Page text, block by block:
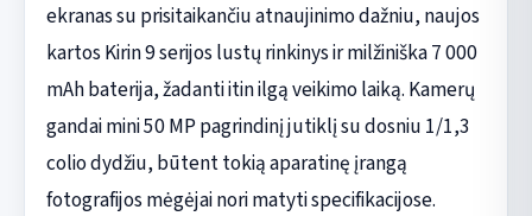
ekranas su prisitaikančiu atnaujinimo dažniu, naujos
kartos Kirin 9 serijos lustų rinkinys ir milžiniška 7 000
mAh baterija, žadanti itin ilgą veikimo laiką. Kamerų
gandai mini 50 MP pagrindinį jutiklį su dosniu 1/1,3
colio dydžiu, būtent tokią aparatinę įrangą
fotografijos mėgėjai nori matyti specifikacijose.